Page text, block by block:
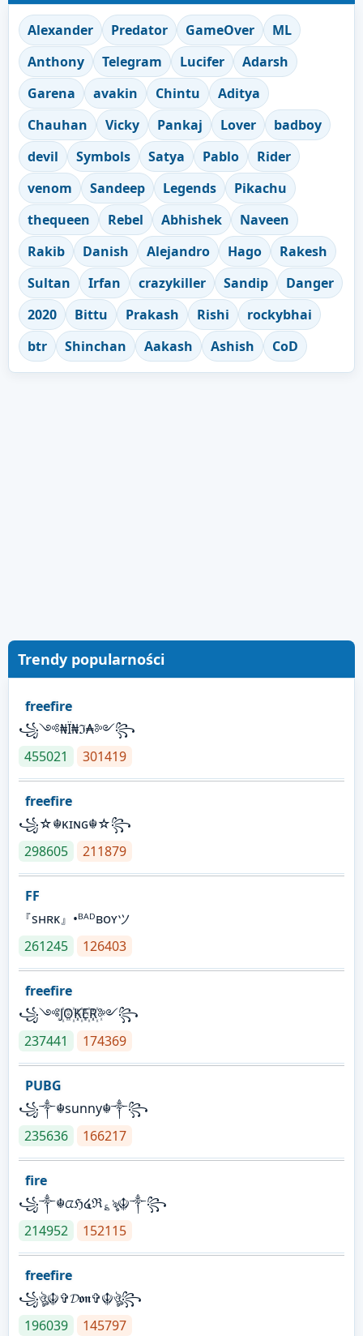
Alexander Predator GameOver
ML
Anthony
Telegram Lucifer
Adarsh
Garena
avakin Chintu
Aditya
Chauhan
Vicky Pankaj Lover
badboy
devil
Symbols Satya Pablo
Rider
venom
Sandeep Legends
Pikachu
thequeen
Rebel Abhishek
Naveen
Rakib
Danish Alejandro Hago
Rakesh
Sultan
Irfan crazykiller Sandip
Danger
2020
Bittu Prakash Rishi
rockybhai
btr
Shinchan Aakash Ashish CoD
Trendy popularności
freefire
꧁༺₦Ї₦ℑ₳༻꧂
455021
301419
freefire
꧁☆☬κɪɴɢ☬☆꧂
298605
211879
FF
『sʜʀᴋ』•ᴮᴬᴰʙᴏʏツ
261245
126403
freefire
꧁༺J꙰O꙰K꙰E꙰R꙰༻꧂
237441
174369
PUBG
꧁༒☬sunny☬༒꧂
235636
166217
fire
꧁༒☬ᤂℌ໔ℜ؏ৡ☬༒꧂
214952
152115
freefire
꧁ঔৣ☬✞𝓓𝖔𝖓✞☬ঔৣ꧂
196039
145797